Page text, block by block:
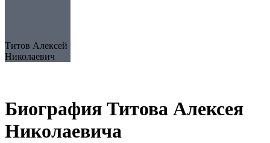
Титов Алексей
Николаевич
Биография Титова Алексея
Николаевича